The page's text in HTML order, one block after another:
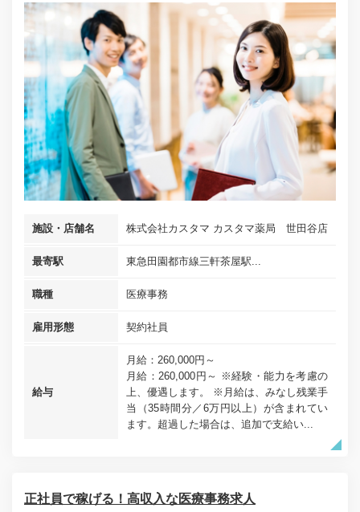
施設・店舗名 株式会社カスタマ カスタマ薬局 世田谷店
最寄駅 東急田園都市線三軒茶屋駅...
職種 医療事務
雇用形態 契約社員
給与
月給：260,000円～
月給：260,000円～ ※経験・能力を考慮の
上、優遇します。 ※月給は、みなし残業手
当（35時間分／6万円以上）が含まれてい
ます。超過した場合は、追加で支給い...
正社員で稼げる！高収入な医療事務求人